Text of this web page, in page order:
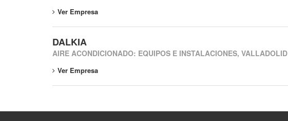
Ver Empresa
DALKIA
AIRE ACONDICIONADO: EQUIPOS E INSTALACIONES, VALLADOLID
Ver Empresa